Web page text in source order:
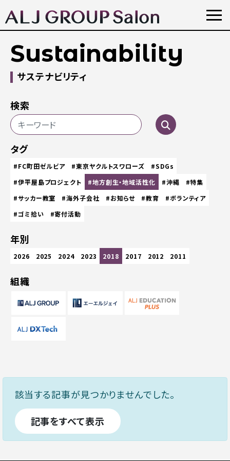
Sustainability
サステナビリティ
検索
タグ
#FC町田ゼルビア #東京ヤクルトスワローズ
#SDGs
#伊平屋島プロジェクト
#地方創生・地域活性化 #沖縄
#特集
#サッカー教室
#海外子会社 #お知らせ #教育
#ボランティア
#ゴミ拾い
#寄付活動
年別
2026 2025 2024 2023 2018 2017 2012 2011
組織
該当する記事が見つかりませんでした。
記事をすべて表示